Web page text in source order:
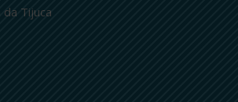
Tijuca